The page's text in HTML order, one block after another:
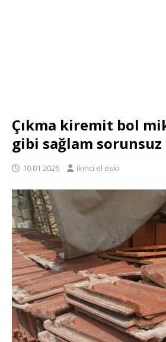
Çıkma kiremit bol
gibi sağlam
10.01.2026 ikinci el eski